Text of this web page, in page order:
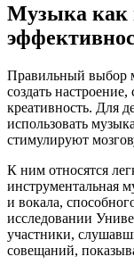
Музыка как
Правильный выбор
создать
креативность. Для
использовать
стимулируют
К ним относятся
инструментальная
и вокала,
исследовании
участники,
совещаний,